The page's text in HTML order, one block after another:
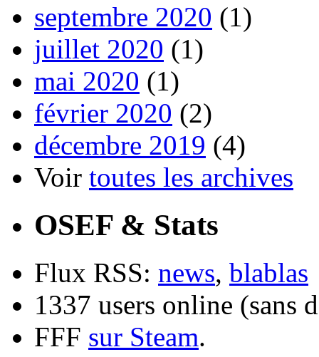
septembre 2020 (1)
juillet 2020 (1)
mai 2020 (1)
février 2020 (2)
décembre 2019 (4)
Voir toutes les archives
OSEF & Stats
Flux RSS: news, blablas
1337 users online (sans
FFF sur Steam.